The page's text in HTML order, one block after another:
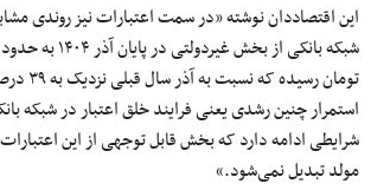
این اقتصاددان نوشته «در سمت اعتبارات نیز روندی
تومان
استمرار چنین رشدی یعنی فرایند خلق اعتبار در شبکه
شرایطی ادامه دارد که بخش قابل‌ توجهی از این
مولد تبدیل نمی‌شود.»